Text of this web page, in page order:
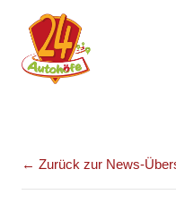
← Zurück zur News-